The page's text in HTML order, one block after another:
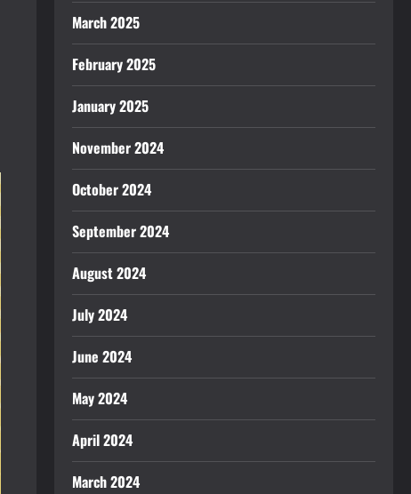
March 2025
February 2025
January 2025
November 2024
October 2024
September 2024
August 2024
July 2024
June 2024
May 2024
April 2024
March 2024